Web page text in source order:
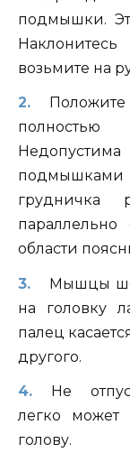
подмышки.
возьмите на
Положите
подмышками
грудничка
области
Мышцы
на головку
палец
другого.
Не
легко может
голову.